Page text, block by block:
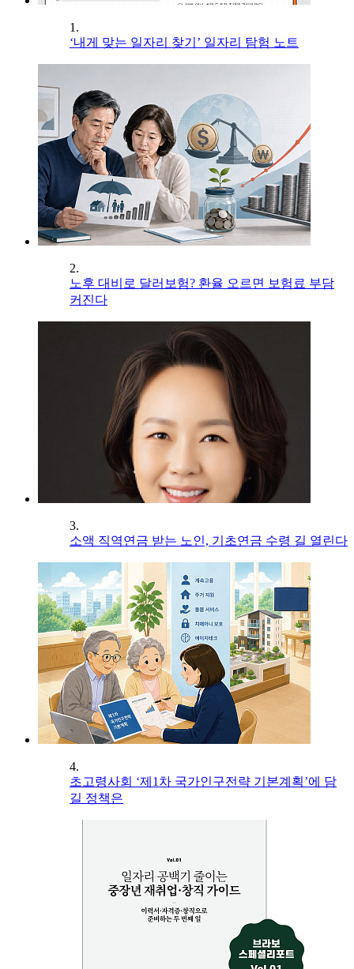
1.
‘내게 맞는 일자리 찾기’ 일자리 탐험 노트
2.
노후 대비로 달러보험? 환율 오르면 보험료 부담
커진다
3.
소액 직역연금 받는 노인, 기초연금 수령 길 열린다
4.
초고령사회 ‘제1차 국가인구전략 기본계획’에 담
길 정책은